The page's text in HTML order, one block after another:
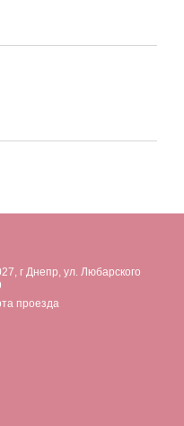
г Днепр, ул. Любарского
проезда